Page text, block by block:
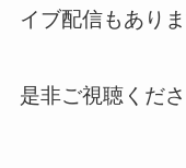
イブ配信もありま
是非ご視聴くださ